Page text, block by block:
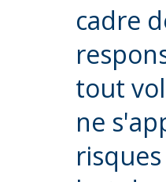
cadre
tout
ne